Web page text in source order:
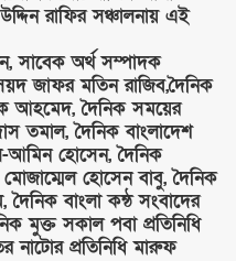
রাফির সঞ্চালনায় এই
সাবেক অর্থ সম্পাদক
জাফর মতিন রাজিব,দৈনিক
আহমেদ, দৈনিক সময়ের
তমাল, দৈনিক বাংলাদেশ
আমিন হোসেন, দৈনিক
হোসেন বাবু, দৈনিক
দৈনিক বাংলা কন্ঠ সংবাদের
মুক্ত সকাল পবা প্রতিনিধি
প্রতিনিধি মারুফ